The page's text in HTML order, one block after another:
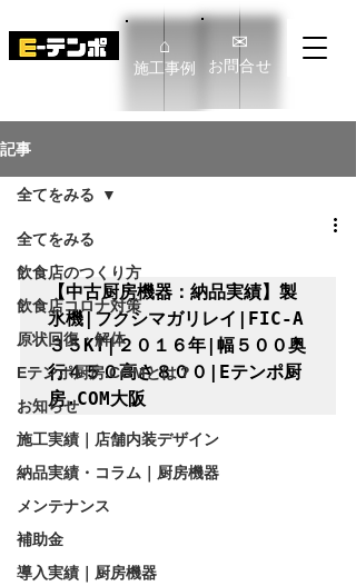
✉
​お問合せ
⌂
​施工事例
記事
全てをみる
飲食店のつくり方
飲食店コロナ対策
原状回復・解体
Eテンポ厨房.COMとは？
お知らせ
施工実績｜店舗内装デザイン
納品実績・コラム｜厨房機器
メンテナンス
補助金
導入実績｜厨房機器
全てをみる
【中古厨房機器：納品実績】製
氷機|フクシマガリレイ|FIC-A
３５KT|２０１６年|幅５００奥
行４５０高さ８００|Eテンポ厨
房.COM大阪